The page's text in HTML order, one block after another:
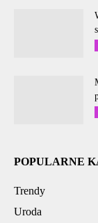
POPULARNE
Trendy
Uroda